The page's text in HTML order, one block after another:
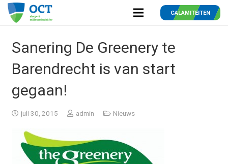
CALAMITEITEN
Sanering De Greenery te
Barendrecht is van start
gegaan!
juli 30, 2015 admin Nieuws